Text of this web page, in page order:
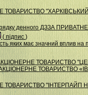
ТОВАРИСТВО
денного ДЗЗА
( підпис )
яких має значний вплив
ТОВАРИСТВО
АКЦІОНЕРНЕ
ТОВАРИСТВО